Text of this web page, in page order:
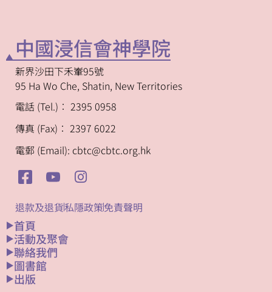
中國浸信會神學院
新界沙田下禾輋95號
95 Ha Wo Che, Shatin, New Territories
電話 (Tel.)︰ 2395 0958
傳真 (Fax)︰ 2397 6022
電郵 (Email): cbtc@cbtc.org.hk
退款及退貨私隱政策免責聲明
首頁
活動及聚會
聯絡我們
圖書館
出版